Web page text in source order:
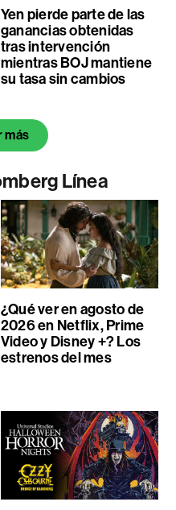
Yen pierde parte de las
ganancias obtenidas
tras intervención
mientras BOJ mantiene
su tasa sin cambios
más
Línea
¿Qué ver en agosto de
2026 en Netflix, Prime
Video y Disney +? Los
estrenos del mes